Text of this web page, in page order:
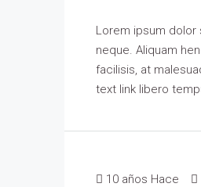
Lorem ipsum
neque. Aliquam
facilisis, at
text link libero
10 años Hace